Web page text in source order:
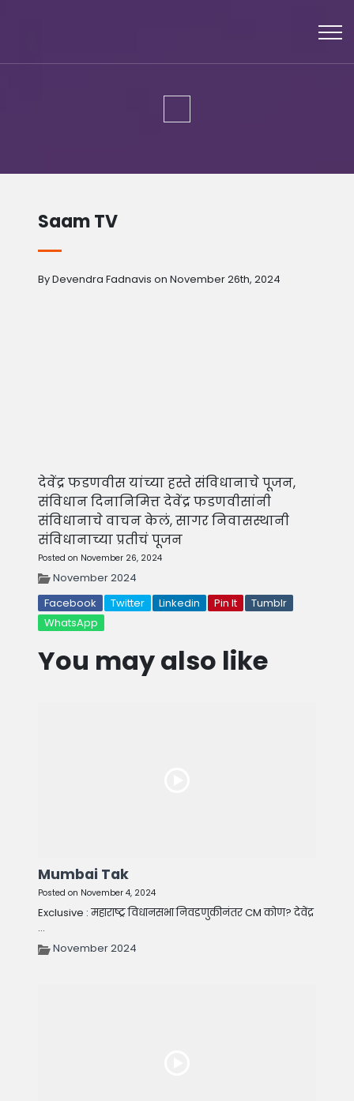
Saam TV
By Devendra Fadnavis on November 26th, 2024
देवेंद्र फडणवीस यांच्या हस्ते संविधानाचे पूजन,
संविधान दिनानिमित्त देवेंद्र फडणवीसांनी
संविधानाचे वाचन केलं, सागर निवासस्थानी
संविधानाच्या प्रतीचं पूजन
Posted on November 26, 2024
November 2024
Facebook
Twitter Linkedin Pin It
Tumblr
WhatsApp
You may also like
Mumbai Tak
Posted on November 4, 2024
Exclusive : महाराष्ट्र विधानसभा निवडणुकीनंतर CM कोण? देवेंद्र
...
November 2024